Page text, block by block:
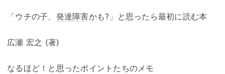
「ウチの子、 発達障害かも?」と思ったら最初に読む本
広瀬 宏之 (著)
なるほど！と思ったポイントたちのメモ